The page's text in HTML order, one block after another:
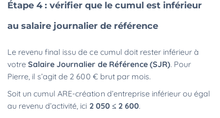
Étape 4 : vérifier que le cumul est inférieur
au salaire journalier de référence
Le revenu final issu de ce cumul doit rester inférieur à
votreSalaire Journalier de Référence (SJR). Pour
Pierre, il s’agit de 2 600 € brut par mois.
Soit un cumul ARE-création d’entreprise inférieur ou égal
au revenu d’activité, ici 2 050 ≤ 2 600.